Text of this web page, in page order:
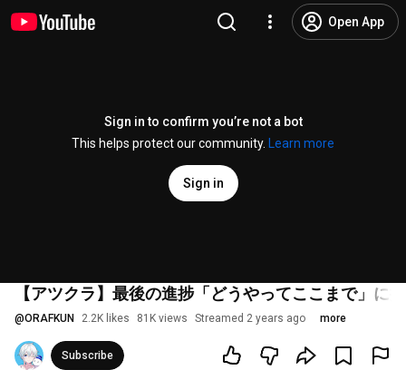
Open App
Sign in to confirm you’re not a bot
This helps protect our community.
Learn more
Sign in
【アツクラ】最後の進捗「どうやってここまで」に
@ORAFKUN 2.2K likes 81K views Streamed 2 years ago more
Subscribe